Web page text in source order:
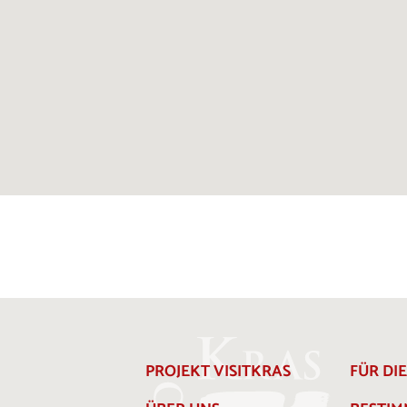
PROJEKT VISITKRAS
FÜR